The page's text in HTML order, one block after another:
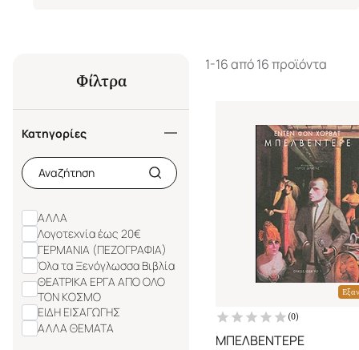
Φίλτρα
Κατηγορίες
ΑΛΛΑ
Λογοτεχνία έως 20€
ΓΕΡΜΑΝΙΑ (ΠΕΖΟΓΡΑΦΙΑ)
Όλα τα Ξενόγλωσσα Βιβλία
ΘΕΑΤΡΙΚΑ ΕΡΓΑ ΑΠΟ ΟΛΟ
ΤΟΝ ΚΟΣΜΟ
ΕΙΔΗ ΕΙΣΑΓΩΓΗΣ
ΑΛΛΑ ΘΕΜΑΤΑ
1-16 από 16 προϊόντα
(0)
ΜΠΕΛΒΕΝΤΕΡΕ